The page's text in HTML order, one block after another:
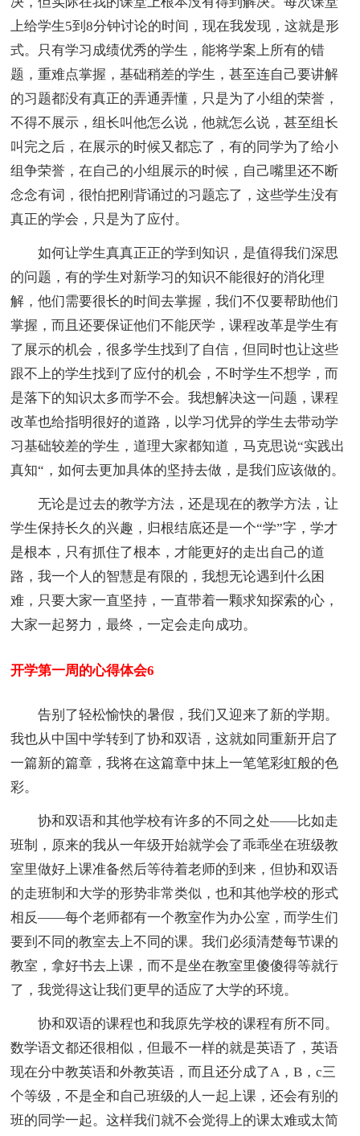
上给学生5到8分钟讨论的时间，现在我发现，这就是形
式。只有学习成绩优秀的学生，能将学案上所有的错
题，重难点掌握，基础稍差的学生，甚至连自己要讲解
的习题都没有真正的弄通弄懂，只是为了小组的荣誉，
不得不展示，组长叫他怎么说，他就怎么说，甚至组长
叫完之后，在展示的时候又都忘了，有的同学为了给小
组争荣誉，在自己的小组展示的时候，自己嘴里还不断
念念有词，很怕把刚背诵过的习题忘了，这些学生没有
真正的学会，只是为了应付。
如何让学生真真正正的学到知识，是值得我们深思
的问题，有的学生对新学习的知识不能很好的消化理
解，他们需要很长的时间去掌握，我们不仅要帮助他们
掌握，而且还要保证他们不能厌学，课程改革是学生有
了展示的机会，很多学生找到了自信，但同时也让这些
跟不上的学生找到了应付的机会，不时学生不想学，而
是落下的知识太多而学不会。我想解决这一问题，课程
改革也给指明很好的道路，以学习优异的学生去带动学
习基础较差的学生，道理大家都知道，马克思说“实践出
真知“，如何去更加具体的坚持去做，是我们应该做的。
无论是过去的教学方法，还是现在的教学方法，让
学生保持长久的兴趣，归根结底还是一个“学”字，学才
是根本，只有抓住了根本，才能更好的走出自己的道
路，我一个人的智慧是有限的，我想无论遇到什么困
难，只要大家一直坚持，一直带着一颗求知探索的心，
大家一起努力，最终，一定会走向成功。
开学第一周的心得体会6
告别了轻松愉快的暑假，我们又迎来了新的学期。
我也从中国中学转到了协和双语，这就如同重新开启了
一篇新的篇章，我将在这篇章中抹上一笔笔彩虹般的色
彩。
协和双语和其他学校有许多的不同之处——比如走
班制，原来的我从一年级开始就学会了乖乖坐在班级教
室里做好上课准备然后等待着老师的到来，但协和双语
的走班制和大学的形势非常类似，也和其他学校的形式
相反——每个老师都有一个教室作为办公室，而学生们
要到不同的教室去上不同的课。我们必须清楚每节课的
教室，拿好书去上课，而不是坐在教室里傻傻得等就行
了，我觉得这让我们更早的适应了大学的环境。
协和双语的课程也和我原先学校的课程有所不同。
数学语文都还很相似，但最不一样的就是英语了，英语
现在分中教英语和外教英语，而且还分成了A，B，c三
个等级，不是全和自己班级的人一起上课，还会有别的
班的同学一起。这样我们就不会觉得上的课太难或太简